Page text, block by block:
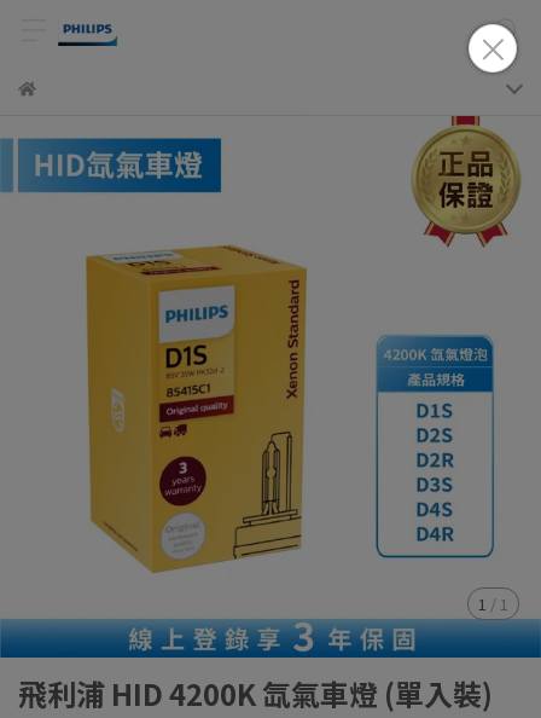
1 / 1
飛利浦 HID 4200K 氙氣車燈 (單入裝)